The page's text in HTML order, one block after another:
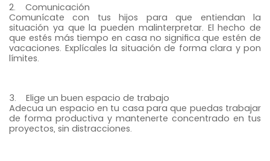
2. Comunicación
Comunícate con tus hijos para que entiendan la
situación ya que la pueden malinterpretar. El hecho de
que estés más tiempo en casa no significa que estén de
vacaciones. Explícales la situación de forma clara y pon
límites.
3. Elige un buen espacio de trabajo
Adecua un espacio en tu casa para que puedas trabajar
de forma productiva y mantenerte concentrado en tus
proyectos, sin distracciones.